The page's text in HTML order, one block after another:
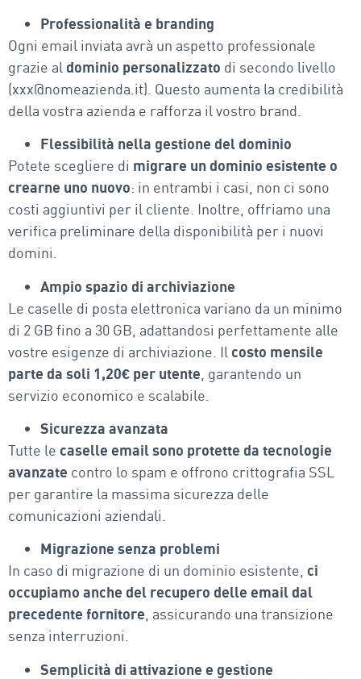
Professionalità e branding
Ogni email inviata avrà un aspetto professionale
grazie al dominio personalizzato di secondo livello
(xxx@nomeazienda.it). Questo aumenta la credibilità
della vostra azienda e rafforza il vostro brand.
Flessibilità nella gestione del dominio
Potete scegliere di migrare un dominio esistente o
crearne uno nuovo: in entrambi i casi, non ci sono
costi aggiuntivi per il cliente. Inoltre, offriamo una
verifica preliminare della disponibilità per i nuovi
domini.
Ampio spazio di archiviazione
Le caselle di posta elettronica variano da un minimo
di 2 GB fino a 30 GB, adattandosi perfettamente alle
vostre esigenze di archiviazione. Il costo mensile
parte da soli 1,20€ per utente , garantendo un
servizio economico e scalabile.
Sicurezza avanzata
Tutte le caselle email sono protette da tecnologie
avanzate contro lo spam e offrono crittografia SSL
per garantire la massima sicurezza delle
comunicazioni aziendali.
Migrazione senza problemi
In caso di migrazione di un dominio esistente, ci
occupiamo anche del recupero delle email dal
precedente fornitore , assicurando una transizione
senza interruzioni.
Semplicità di attivazione e gestione